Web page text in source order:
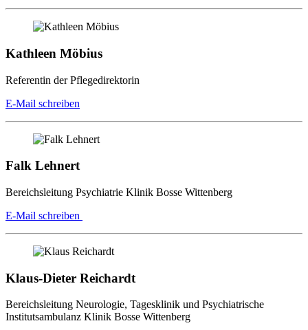
Kathleen Möbius
Referentin der Pflegedirektorin
E-Mail schreiben
Falk Lehnert
Bereichsleitung Psychiatrie Klinik Bosse Wittenberg
E-Mail schreiben
Klaus-Dieter Reichardt
Bereichsleitung Neurologie, Tagesklinik und Psychiatrische
Institutsambulanz Klinik Bosse Wittenberg